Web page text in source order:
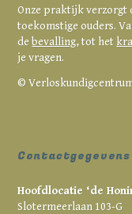
Onze praktijk verzorgt
toekomstige ouders.
debevalling, tot het
je vragen.
©
Contactgegevens
Hoofdlocatie ‘de
Slotermeerlaan 103-G